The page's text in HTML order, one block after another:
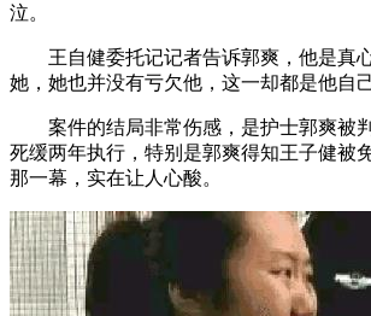
泣。
王自健委托记记者告诉郭爽，他是真
她，她也并没有亏欠他，这一却都是他自
案件的结局非常伤感，是护士郭爽被
死缓两年执行，特别是郭爽得知王子健被
那一幕，实在让人心酸。